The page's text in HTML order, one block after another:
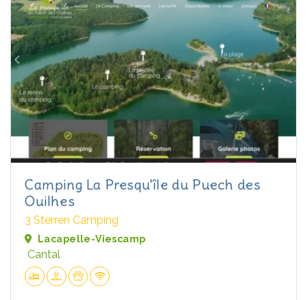
Camping La Presqu'île du Puech des
Ouilhes
3 Sterren Camping
Lacapelle-Viescamp
Cantal